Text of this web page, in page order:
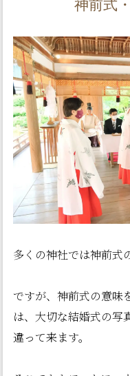
神前式
多くの神社では神前式
ですが、神前式の意味
は、大切な結婚式の写
違って来ます。